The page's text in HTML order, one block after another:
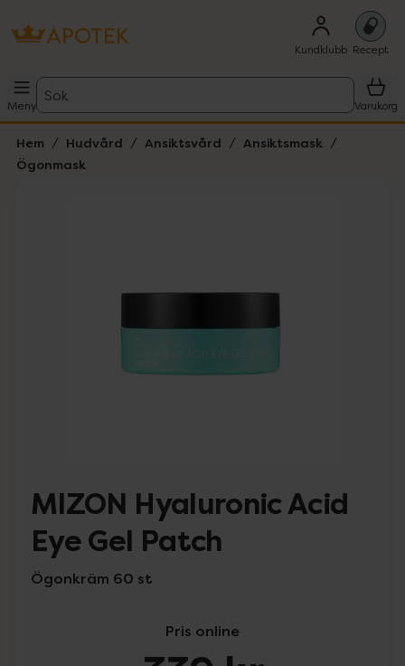
Kundklubb Recept
Meny
Sök
Varukorg
Hem Hudvård Ansiktsvård
Ansiktsmask
Ögonmask
MIZON Hyaluronic Acid
Eye Gel Patch
Ögonkräm 60 st
Pris online